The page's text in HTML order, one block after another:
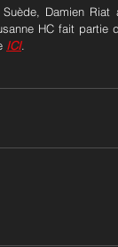
Damien
HC fait
ICI.